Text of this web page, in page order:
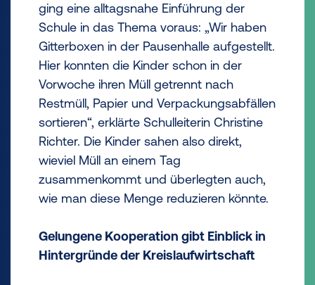
ging eine alltagsnahe Einführung der
Schule in das Thema voraus: „Wir haben
Gitterboxen in der Pausenhalle aufgestellt.
Hier konnten die Kinder schon in der
Vorwoche ihren Müll getrennt nach
Restmüll, Papier und Verpackungsabfällen
sortieren“, erklärte Schulleiterin Christine
Richter. Die Kinder sahen also direkt,
wieviel Müll an einem Tag
zusammenkommt und überlegten auch,
wie man diese Menge reduzieren könnte.
Gelungene Kooperation gibt Einblick in
Hintergründe der Kreislaufwirtschaft